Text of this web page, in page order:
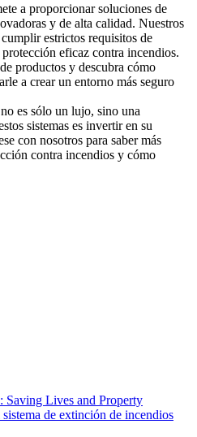
a proporcionar soluciones de
y de alta calidad. Nuestros
estrictos requisitos de
eficaz contra incendios.
productos y descubra cómo
a crear un entorno más seguro
es sólo un lujo, sino una
sistemas es invertir en su
con nosotros para saber más
contra incendios y cómo
Saving Lives and Property
de extinción de incendios